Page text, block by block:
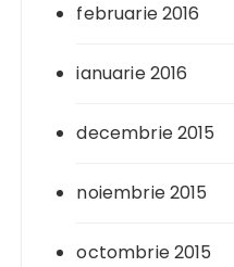
februarie 2016
ianuarie 2016
decembrie 2015
noiembrie 2015
octombrie 2015